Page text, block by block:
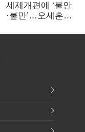
세제개편에 ‘불안
·불만’…오세훈
더 힘들어질 것"